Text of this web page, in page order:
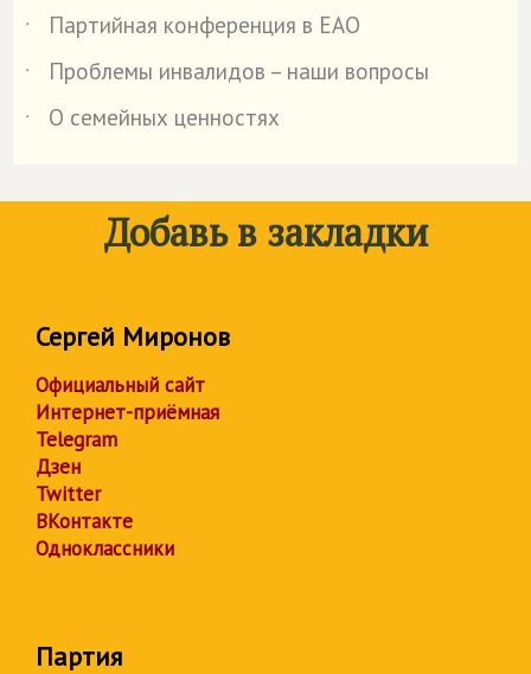
˙
Партийная конференция в ЕАО
˙
Проблемы инвалидов – наши вопросы
˙
О семейных ценностях
Добавь в закладки
Сергей Миронов
Официальный сайт
Интернет-приёмная
Telegram
Дзен
Twitter
ВКонтакте
Одноклассники
Партия